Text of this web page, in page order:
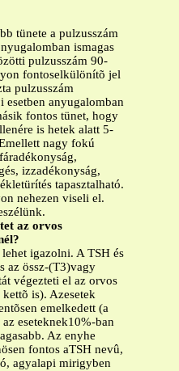
tünete a pulzusszám
ismagas
pulzusszám 90-
fontoselkülönítõ jel
pulzusszám
esetben anyugalomban
fontos tünet, hogy
is hetek alatt 5-
nagy fokú
izzadékonyság,
tapasztalható.
nehezen viseli el.
az orvos
igazolni. A TSH és
az össz-(T3)vagy
végezteti el az orvos
is). Azesetek
emelkedett (a
eseteknek10%-ban
Az enyhe
fontos aTSH nevû,
agyalapi mirigyben